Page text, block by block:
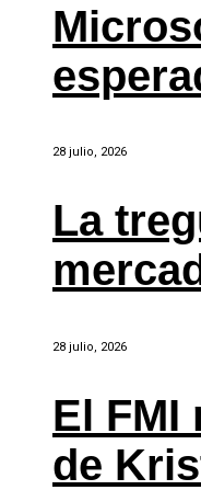
28 julio, 2026
La
28 julio, 2026
El FMI
de